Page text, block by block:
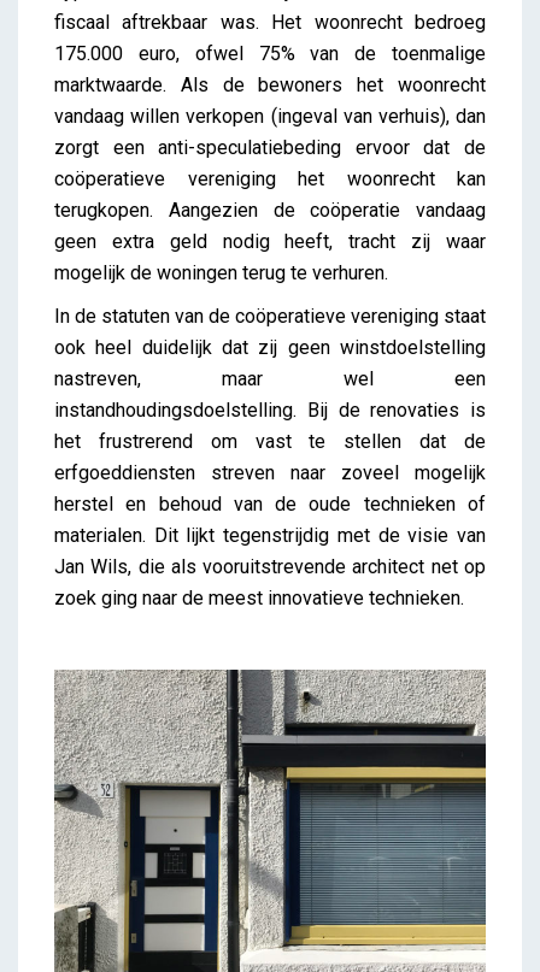
fiscaal aftrekbaar was. Het woonrecht bedroeg
175.000 euro, ofwel 75% van de toenmalige
marktwaarde. Als de bewoners het woonrecht
vandaag willen verkopen (ingeval van verhuis), dan
zorgt een anti-speculatiebeding ervoor dat de
coöperatieve vereniging het woonrecht kan
terugkopen. Aangezien de coöperatie vandaag
geen extra geld nodig heeft, tracht zij waar
mogelijk de woningen terug te verhuren.
In de statuten van de coöperatieve vereniging staat
ook heel duidelijk dat zij geen winstdoelstelling
nastreven, maar wel een
instandhoudingsdoelstelling. Bij de renovaties is
het frustrerend om vast te stellen dat de
erfgoeddiensten streven naar zoveel mogelijk
herstel en behoud van de oude technieken of
materialen. Dit lijkt tegenstrijdig met de visie van
Jan Wils, die als vooruitstrevende architect net op
zoek ging naar de meest innovatieve technieken.